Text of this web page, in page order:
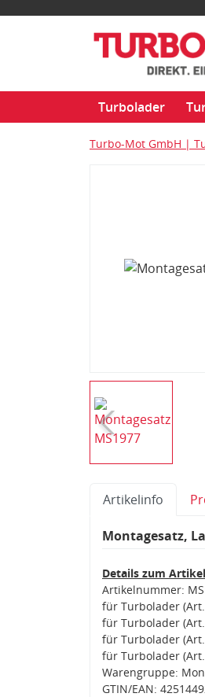
Turbolader
Turbo-Mot GmbH |
Artikelinfo
Montagesatz,
Details zum Artikel
Artikelnummer:
für Turbolader
für Turbolader
für Turbolader
für Turbolader
Warengruppe:
GTIN/EAN: